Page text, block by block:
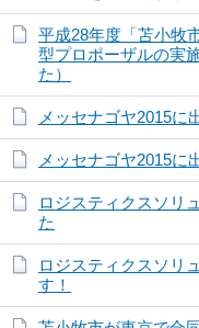
平成28年度「苫小牧
型プロポーザルの実
た）
メッセナゴヤ2015に
メッセナゴヤ2015に
ロジスティクスソリ
た
ロジスティクスソリ
す！